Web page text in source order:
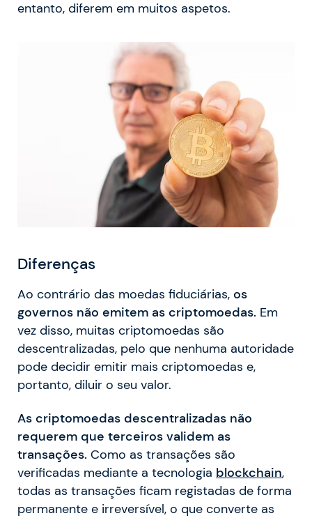
entanto, diferem em muitos aspetos.
Diferenças
Ao contrário das moedas fiduciárias, os
governos não emitem as criptomoedas. Em
vez disso, muitas criptomoedas são
descentralizadas, pelo que nenhuma autoridade
pode decidir emitir mais criptomoedas e,
portanto, diluir o seu valor.
As criptomoedas descentralizadas não
requerem que terceiros validem as
transações. Como as transações são
verificadas mediante a tecnologia blockchain,
todas as transações ficam registadas de forma
permanente e irreversível, o que converte as